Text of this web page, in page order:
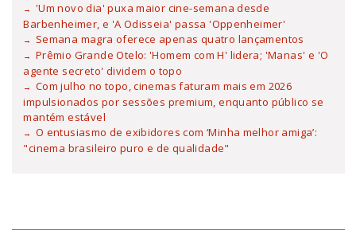
'Um novo dia' puxa maior cine-semana desde
Barbenheimer, e 'A Odisseia' passa 'Oppenheimer'
Semana magra oferece apenas quatro lançamentos
Prêmio Grande Otelo: 'Homem com H' lidera; 'Manas' e 'O
agente secreto' dividem o topo
Com julho no topo, cinemas faturam mais em 2026
impulsionados por sessões premium, enquanto público se
mantém estável
O entusiasmo de exibidores com ‘Minha melhor amiga’:
"cinema brasileiro puro e de qualidade"